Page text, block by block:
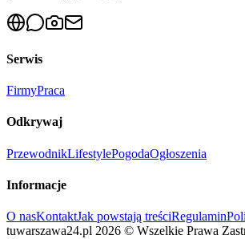
Serwis
FirmyPraca
Odkrywaj
PrzewodnikLifestylePogodaOgłoszenia
Informacje
O nasKontaktJak powstają treściRegulamin
tuwarszawa24.pl 2026 © Wszelkie Prawa